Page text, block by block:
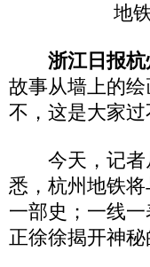
地
浙江日报
故事从墙上的
不，这是大家
今天，记者
悉，杭州地铁
一部史；一线
正徐徐揭开神秘